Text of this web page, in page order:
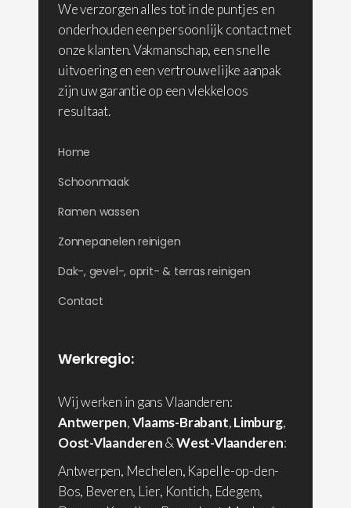
We verzorgen alles tot in de puntjes en
onderhouden een persoonlijk contact met
onze klanten. Vakmanschap, een snelle
uitvoering en een vertrouwelijke aanpak
zijn uw garantie op een vlekkeloos
resultaat.
Home
Schoonmaak
Ramen wassen
Zonnepanelen reinigen
Dak-, gevel-, oprit- & terras reinigen
Contact
Werkregio:
Wij werken in gans Vlaanderen:
Antwerpen,Vlaams-Brabant,Limburg,
Oost-Vlaanderen&West-Vlaanderen:
Antwerpen, Mechelen, Kapelle-op-den-
Bos, Beveren, Lier, Kontich, Edegem,